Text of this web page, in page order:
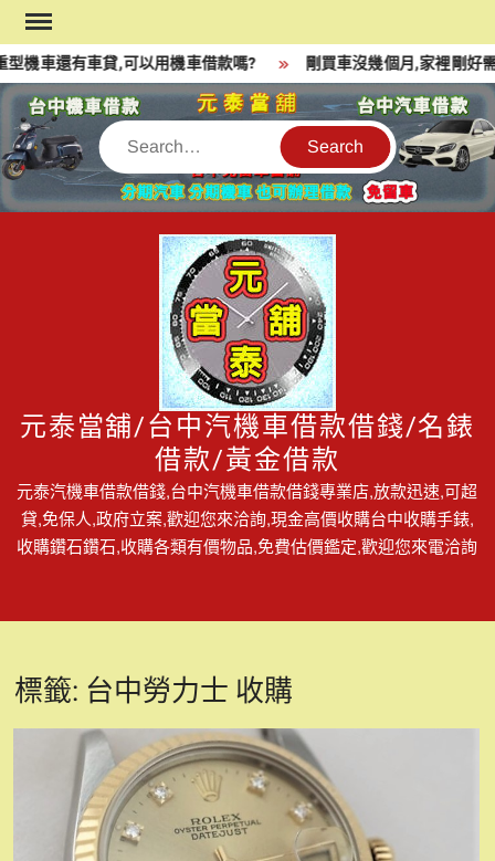
Skip
to
content
機車還有車貸,可以用機車借款嗎? 剛買車沒幾個月,家裡剛好
Search
元泰當舖/台中汽機車借款借錢/名錶
借款/黃金借款
元泰汽機車借款借錢,台中汽機車借款借錢專業店,放款迅速,可超
貸,免保人,政府立案,歡迎您來洽詢,現金高價收購台中收購手錶,
收購鑽石鑽石,收購各類有價物品,免費估價鑑定,歡迎您來電洽詢
標籤: 台中勞力士 收購